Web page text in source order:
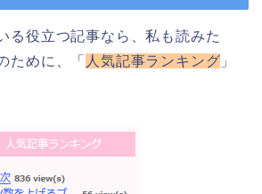
る役立つ記事なら、私も読みた
ために、「
人気記事ランキング 」